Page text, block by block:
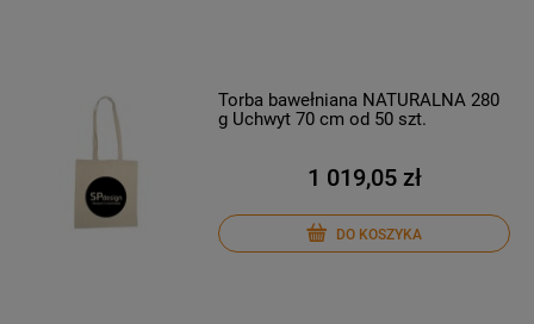
Torba bawełniana NATURALNA 280
g Uchwyt 70 cm od 50 szt.
1 019,05 zł
DO KOSZYKA